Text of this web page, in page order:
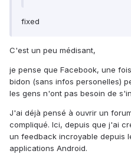
fixed
C'est un peu médisant,
je pense que Facebook, une
bidon (sans infos personelles)
les gens n'ont pas besoin de
J'ai déjà pensé à ouvrir un
compliqué. Ici, depuis que j'ai
un feedback incroyable depuis
applications Android.